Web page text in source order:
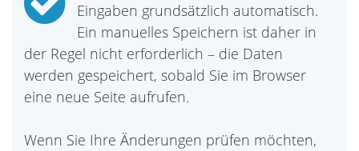
Eingaben grundsätzlich automatisch.
Ein manuelles Speichern ist daher in
der Regel nicht erforderlich – die Daten
werden gespeichert, sobald Sie im Browser
eine neue Seite aufrufen.
Wenn Sie Ihre Änderungen prüfen möchten,